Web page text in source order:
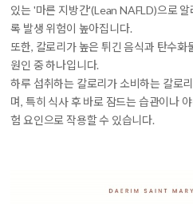
있는 '마른 지방간'(Lean NAFLD)으로
록 발생 위험이 높아집니다.
또한, 칼로리가 높은 튀긴 음식과 탄수
원인 중 하나입니다.
하루 섭취하는 칼로리가 소비하는 칼로
며, 특히 식사 후 바로 잠드는 습관이나
험 요인으로 작용할 수 있습니다.